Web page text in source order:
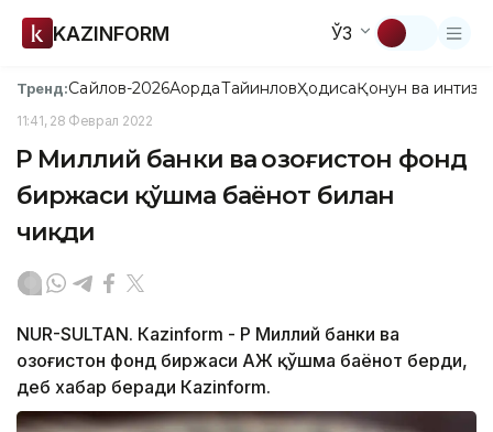
KAZINFORM ЎЗ
Тренд:Сайлов-2026АқордаТайинловҲодисаҚонун ва
11:41, 28 Феврал 2022
ҚР Миллий банки ва Қозоғистон фонд
биржаси қўшма баёнот билан
чиқди
NUR-SULTAN. Кazinform - ҚР Миллий банки ва
Қозоғистон фонд биржаси АЖ қўшма баёнот берди,
деб хабар беради Кazinform.